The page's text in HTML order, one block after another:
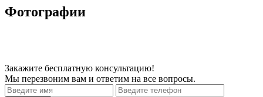
Фотографии
Закажите бесплатную консультацию!
Мы перезвоним вам и ответим на все вопросы.